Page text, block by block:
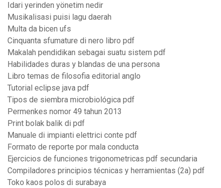
Idari yerinden yönetim nedir
Musikalisasi puisi lagu daerah
Multa da bicen ufs
Cinquanta sfumature di nero libro pdf
Makalah pendidikan sebagai suatu sistem pdf
Habilidades duras y blandas de una persona
Libro temas de filosofia editorial anglo
Tutorial eclipse java pdf
Tipos de siembra microbiológica pdf
Permenkes nomor 49 tahun 2013
Print bolak balik di pdf
Manuale di impianti elettrici conte pdf
Formato de reporte por mala conducta
Ejercicios de funciones trigonometricas pdf secundaria
Compiladores principios técnicas y herramientas (2a) pdf
Toko kaos polos di surabaya